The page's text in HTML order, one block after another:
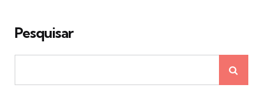
Pesquisar